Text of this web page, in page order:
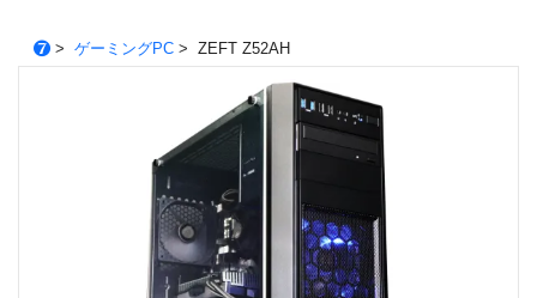
> ゲーミングPC> ZEFT Z52AH